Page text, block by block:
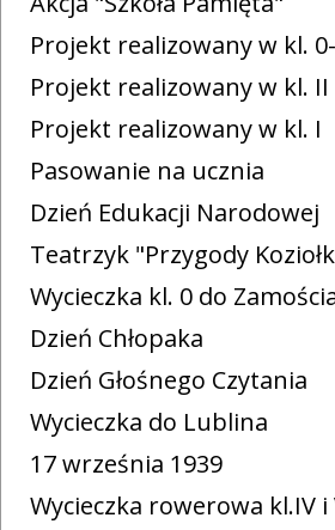
Projekt realizowany w kl.
Projekt realizowany w kl. II
Projekt realizowany w kl. I
Pasowanie na ucznia
Dzień Edukacji Narodowej
Teatrzyk "Przygody
Wycieczka kl. 0 do
Dzień Chłopaka
Dzień Głośnego Czytania
Wycieczka do Lublina
17 września 1939
Wycieczka rowerowa kl.IV i